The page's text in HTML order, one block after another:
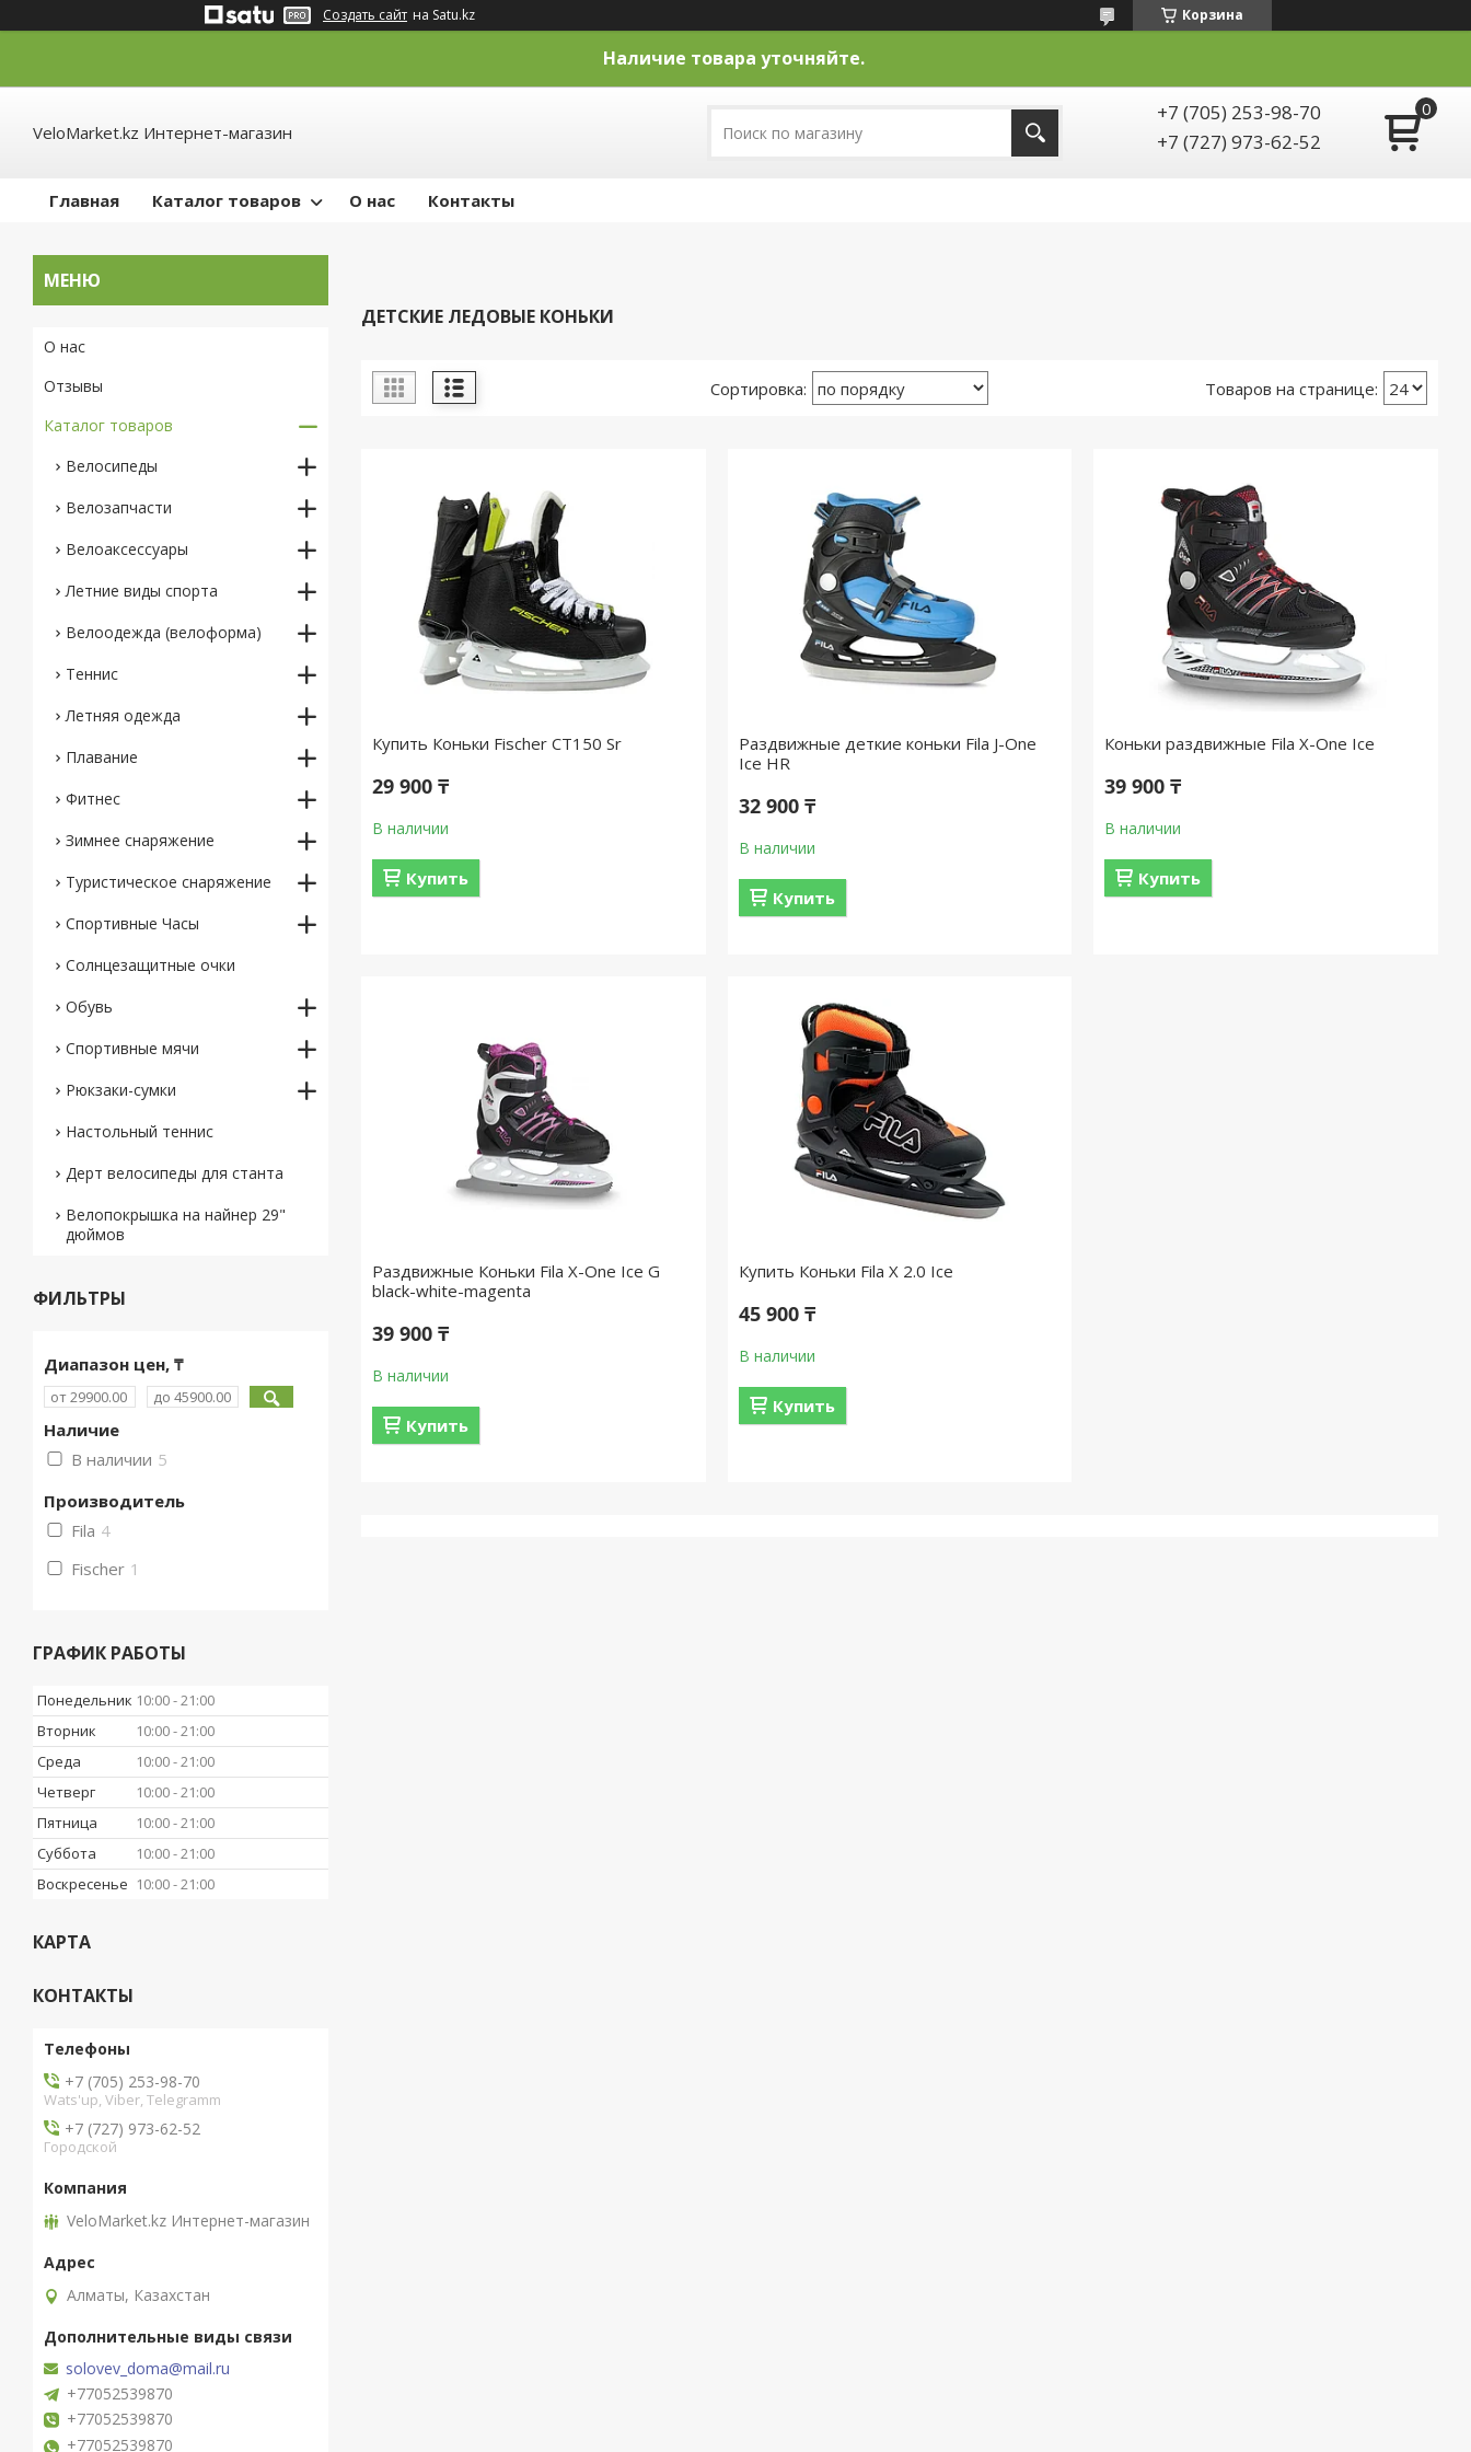
Создать сайт на Satu.kz Корзина
Наличие товара уточняйте.
VeloMarket.kz Интернет-магазин
+7 (705) 253-98-70
+7 (727) 973-62-52
Главная Каталог товаров О нас Контакты
ДЕТСКИЕ ЛЕДОВЫЕ КОНЬКИ
Купить Коньки Fischer CT150 Sr
29 900 ₸
В наличии
Купить
Раздвижные деткие коньки Fila J-One
Ice HR
32 900 ₸
В наличии
Купить
Коньки раздвижные Fila X-One Ice
39 900 ₸
В наличии
Купить
Раздвижные Коньки Fila X-One Ice G
black-white-magenta
39 900 ₸
В наличии
Купить
Купить Коньки Fila X 2.0 Ice
45 900 ₸
В наличии
Купить
О нас
Отзывы
Каталог товаров
Велосипеды
Велозапчасти
Велоаксессуары
Летние виды спорта
Велоодежда (велоформа)
Теннис
Летняя одежда
Плавание
Фитнес
Зимнее снаряжение
Туристическое снаряжение
Спортивные Часы
Солнцезащитные очки
Обувь
Спортивные мячи
Рюкзаки-сумки
Настольный теннис
Дерт велосипеды для станта
Велопокрышка на найнер 29"
дюймов
ФИЛЬТРЫ
Диапазон цен, ₸
Наличие
В наличии 5
Производитель
Fila 4
Fischer 1
ГРАФИК РАБОТЫ
Понедельник 10:00 21:00
Вторник
10:00 21:00
Среда
10:00 21:00
Четверг
10:00 21:00
Пятница
10:00 21:00
Суббота
10:00 21:00
Воскресенье 10:00 21:00
КАРТА
КОНТАКТЫ
+7 (705) 253-98-70
Wats'up, Viber, Telegramm
+7 (727) 973-62-52
Городской
VeloMarket.kz Интернет-магазин
Алматы, Казахстан
solovev_doma@mail.ru
+77052539870
+77052539870
+77052539870